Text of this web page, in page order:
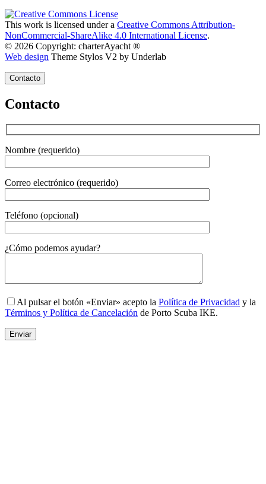
This work is licensed under a Creative Commons Attribution-
NonCommercial-ShareAlike 4.0 International License.
© 2026 Copyright: charterAyacht ®
Web design Theme Stylos V2 by Underlab
Contacto
Contacto
Nombre (requerido)
Correo electrónico (requerido)
Teléfono (opcional)
Gender
¿Cómo podemos ayudar?
Al pulsar el botón «Enviar» acepto la Política de Privacidad y la
Términos y Política de Cancelación de Porto Scuba IKE.